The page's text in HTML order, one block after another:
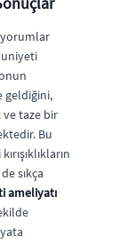
yorumlar
geldiğini,
taze bir
Bu
sıkça
ameliyatı